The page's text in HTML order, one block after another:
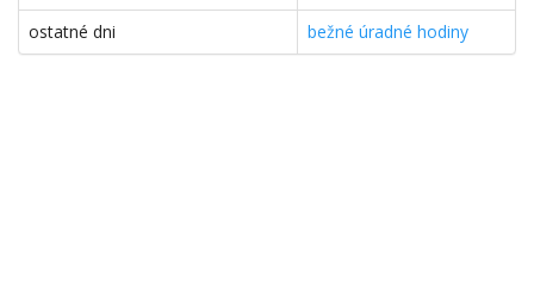
ostatné dni bežné úradné hodiny